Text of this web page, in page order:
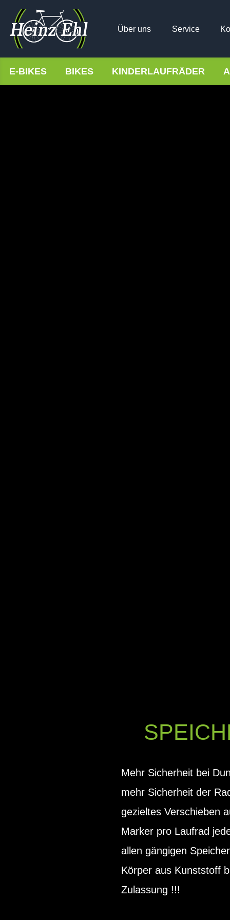
Über uns Service
E-BIKES BIKES KINDERLAUFRÄDER
Mehr Sicherheit bei
mehr Sicherheit der
gezieltes Verschieben
Marker pro Laufrad
allen gängigen
Körper aus Kunststoff
Zulassung !!!